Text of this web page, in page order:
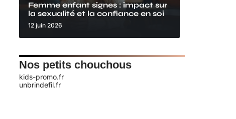
Femme enfant signes : impact sur
la sexualité et la confiance en soi
12 juin 2026
Nos petits chouchous
kids-promo.fr
unbrindefil.fr